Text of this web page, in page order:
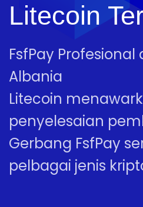
Litecoin
FsfPay Profesional
Albania
Litecoin
penyelesaian
Gerbang FsfPay
pelbagai jenis